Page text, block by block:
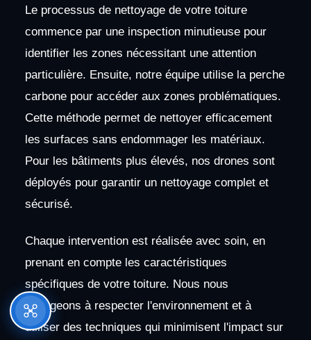
Le processus de nettoyage de votre toiture
commence par une inspection minutieuse pour
identifier les zones nécessitant une attention
particulière. Ensuite, notre équipe utilise la perche
carbone pour accéder aux zones problématiques.
Cette méthode permet de nettoyer efficacement
les surfaces sans endommager les matériaux.
Pour les bâtiments plus élevés, nos drones sont
déployés pour garantir un nettoyage complet et
sécurisé.
Chaque intervention est réalisée avec soin, en
prenant en compte les caractéristiques
spécifiques de votre toiture. Nous nous
engageons à respecter l'environnement et à
utiliser des techniques qui minimisent l'impact sur